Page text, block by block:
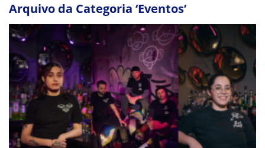
Arquivo da Categoria ‘Eventos’